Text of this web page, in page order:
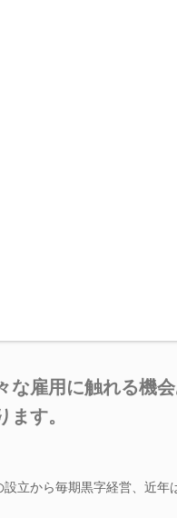
な雇用に触れる機
す。
立から毎期黒字経営、近年